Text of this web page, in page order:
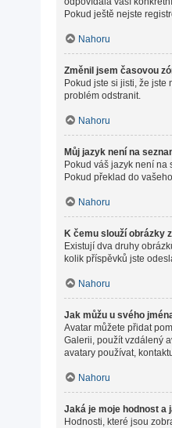
Pokud ještě nejste
Nahoru
Změnil jsem časovou
Pokud jste si jisti, že
problém odstranit.
Nahoru
Můj jazyk není na
Pokud váš jazyk není
Pokud překlad do
Nahoru
K čemu slouží obrázky
Existují dva druhy
kolik příspěvků jste
Nahoru
Jak můžu u svého
Avatar můžete přidat
Galerii, použít vzdálený
avatary používat,
Nahoru
Jaká je moje hodnost a
Hodnosti, které jsou